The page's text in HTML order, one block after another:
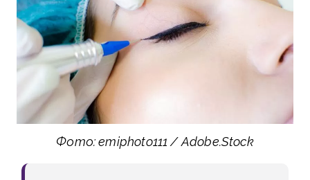
Фото: emiphoto111 / Adobe.Stock